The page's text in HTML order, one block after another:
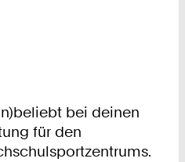
bei deinen
für den